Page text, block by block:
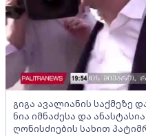
გიგა ავალიანის საქმეზე
ნია იმნაძესა და
ღონისძიების სახით